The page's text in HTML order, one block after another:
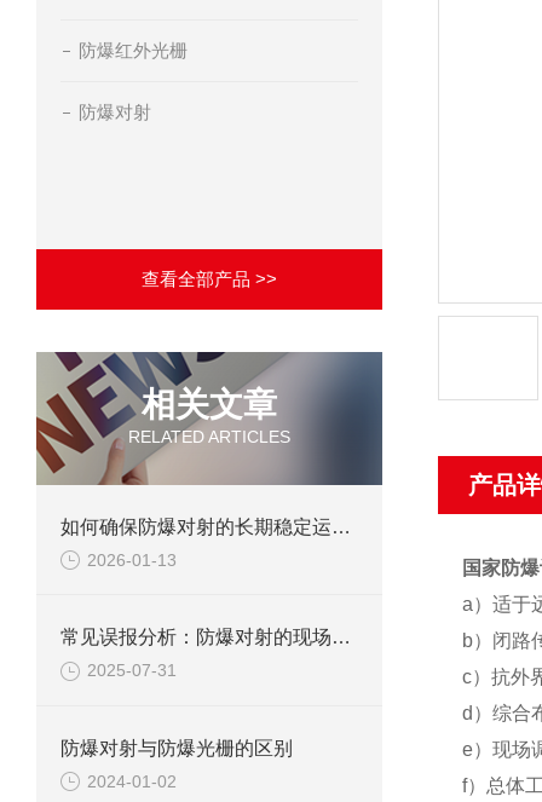
防爆红外光栅
防爆对射
查看全部产品 >>
相关文章
RELATED ARTICLES
如何确保防爆对射的长期稳定运行？
2026-01-13
常见误报分析：防爆对射的现场调试避坑指南
2025-07-31
防爆对射与防爆光栅的区别
2024-01-02
产品
国家防
a） 适于
b） 闭路
c） 抗外
d ） 综合
e） 现场
f） 总体